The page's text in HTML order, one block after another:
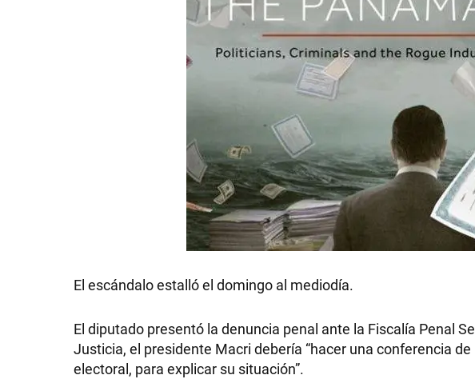
El escándalo estalló el domingo al mediodía.
El diputado presentó la denuncia penal ante la Fiscalía Penal
Justicia, el presidente Macri debería “hacer una conferencia
electoral, para explicar su situación”.
ECONOMÍA
HERMANO
DEPORTES
TECNOLOGÍA